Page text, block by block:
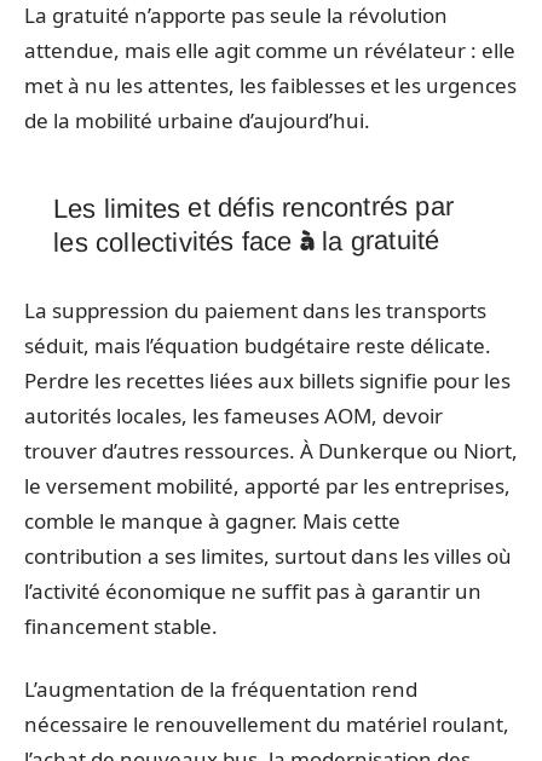
La gratuité n’apporte pas seule la révolution
attendue, mais elle agit comme un révélateur : elle
met à nu les attentes, les faiblesses et les urgences
de la mobilité urbaine d’aujourd’hui.
Les limites et défis rencontrés par
les collectivités face à la gratuité
La suppression du paiement dans les transports
séduit, mais l’équation budgétaire reste délicate.
Perdre les recettes liées aux billets signifie pour les
autorités locales, les fameuses AOM, devoir
trouver d’autres ressources. À Dunkerque ou Niort,
le versement mobilité, apporté par les entreprises,
comble le manque à gagner. Mais cette
contribution a ses limites, surtout dans les villes où
l’activité économique ne suffit pas à garantir un
financement stable.
L’augmentation de la fréquentation rend
nécessaire le renouvellement du matériel roulant,